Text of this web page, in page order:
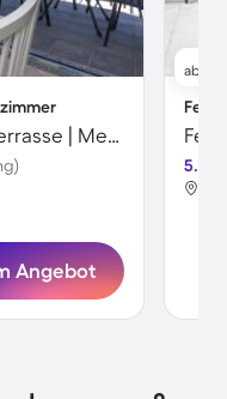
Wohnung mit Garten und Terrasse | Meerblick
Angebot
ab
5.0